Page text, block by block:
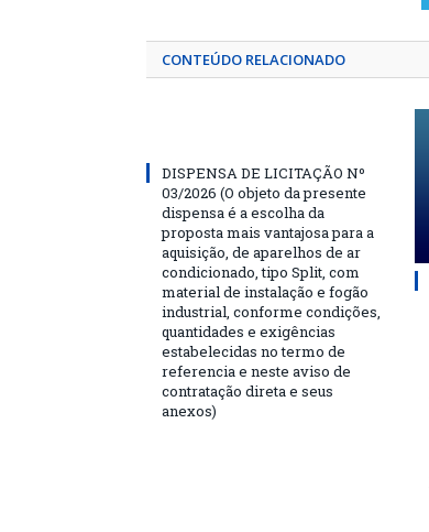
CONTEÚDO RELACIONADO
DISPENSA DE LICITAÇÃO Nº
03/2026 (O objeto da presente
dispensa é a escolha da
proposta mais vantajosa para a
aquisição, de aparelhos de ar
condicionado, tipo Split, com
material de instalação e fogão
industrial, conforme condições,
quantidades e exigências
estabelecidas no termo de
referencia e neste aviso de
contratação direta e seus
anexos)